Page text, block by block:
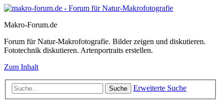
Makro-Forum.de
Forum für Natur-Makrofotografie. Bilder zeigen und diskutieren.
Fototechnik diskutieren. Artenportraits erstellen.
Zum Inhalt
Suche Erweiterte Suche